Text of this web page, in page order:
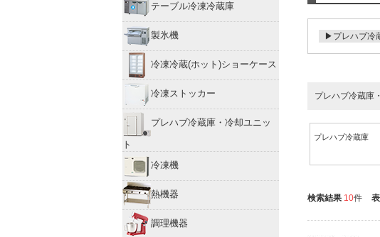
テーブル冷凍冷蔵庫
製氷機
冷凍冷蔵(ホット)ショーケース
冷凍ストッカー
プレハブ冷蔵庫・冷却ユニッ
ト
冷凍機
熱機器
調理機器
▶プレハブ冷
プレハブ冷蔵庫
プレハブ冷蔵庫
検索結果 10件